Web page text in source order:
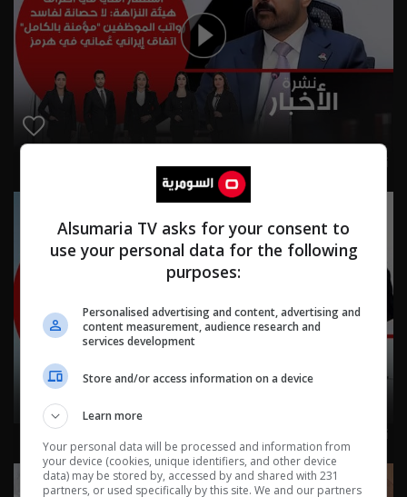
Alsumaria TV asks for your consent to
use your personal data for the following
purposes:
Personalised advertising and content, advertising and
content measurement, audience research and
services development
Store and/or access information on a device
Learn more
Your personal data will be processed and information from
your device (cookies, unique identifiers, and other device
data) may be stored by, accessed by and shared with 231
partners, or used specifically by this site. We and our partners